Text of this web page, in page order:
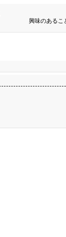
興味のあるこ